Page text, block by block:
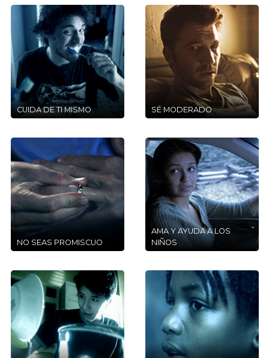
CUIDA DE TI MISMO SÉ MODERADO
NO SEAS PROMISCUO
AMA Y AYUDA A LOS
NIÑOS